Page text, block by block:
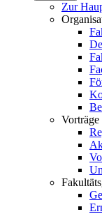
Zur